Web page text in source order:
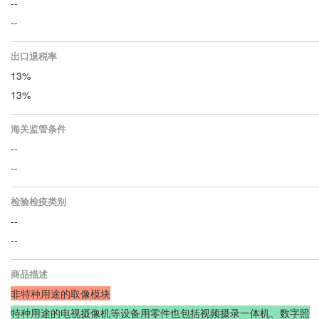
--
出口退税率
13%
13%
海关监管条件
--
--
检验检疫类别
--
--
商品描述
非特种用途的取像模块
特种用途的电视摄像机等设备用零件也包括视频摄录一体机、数字照